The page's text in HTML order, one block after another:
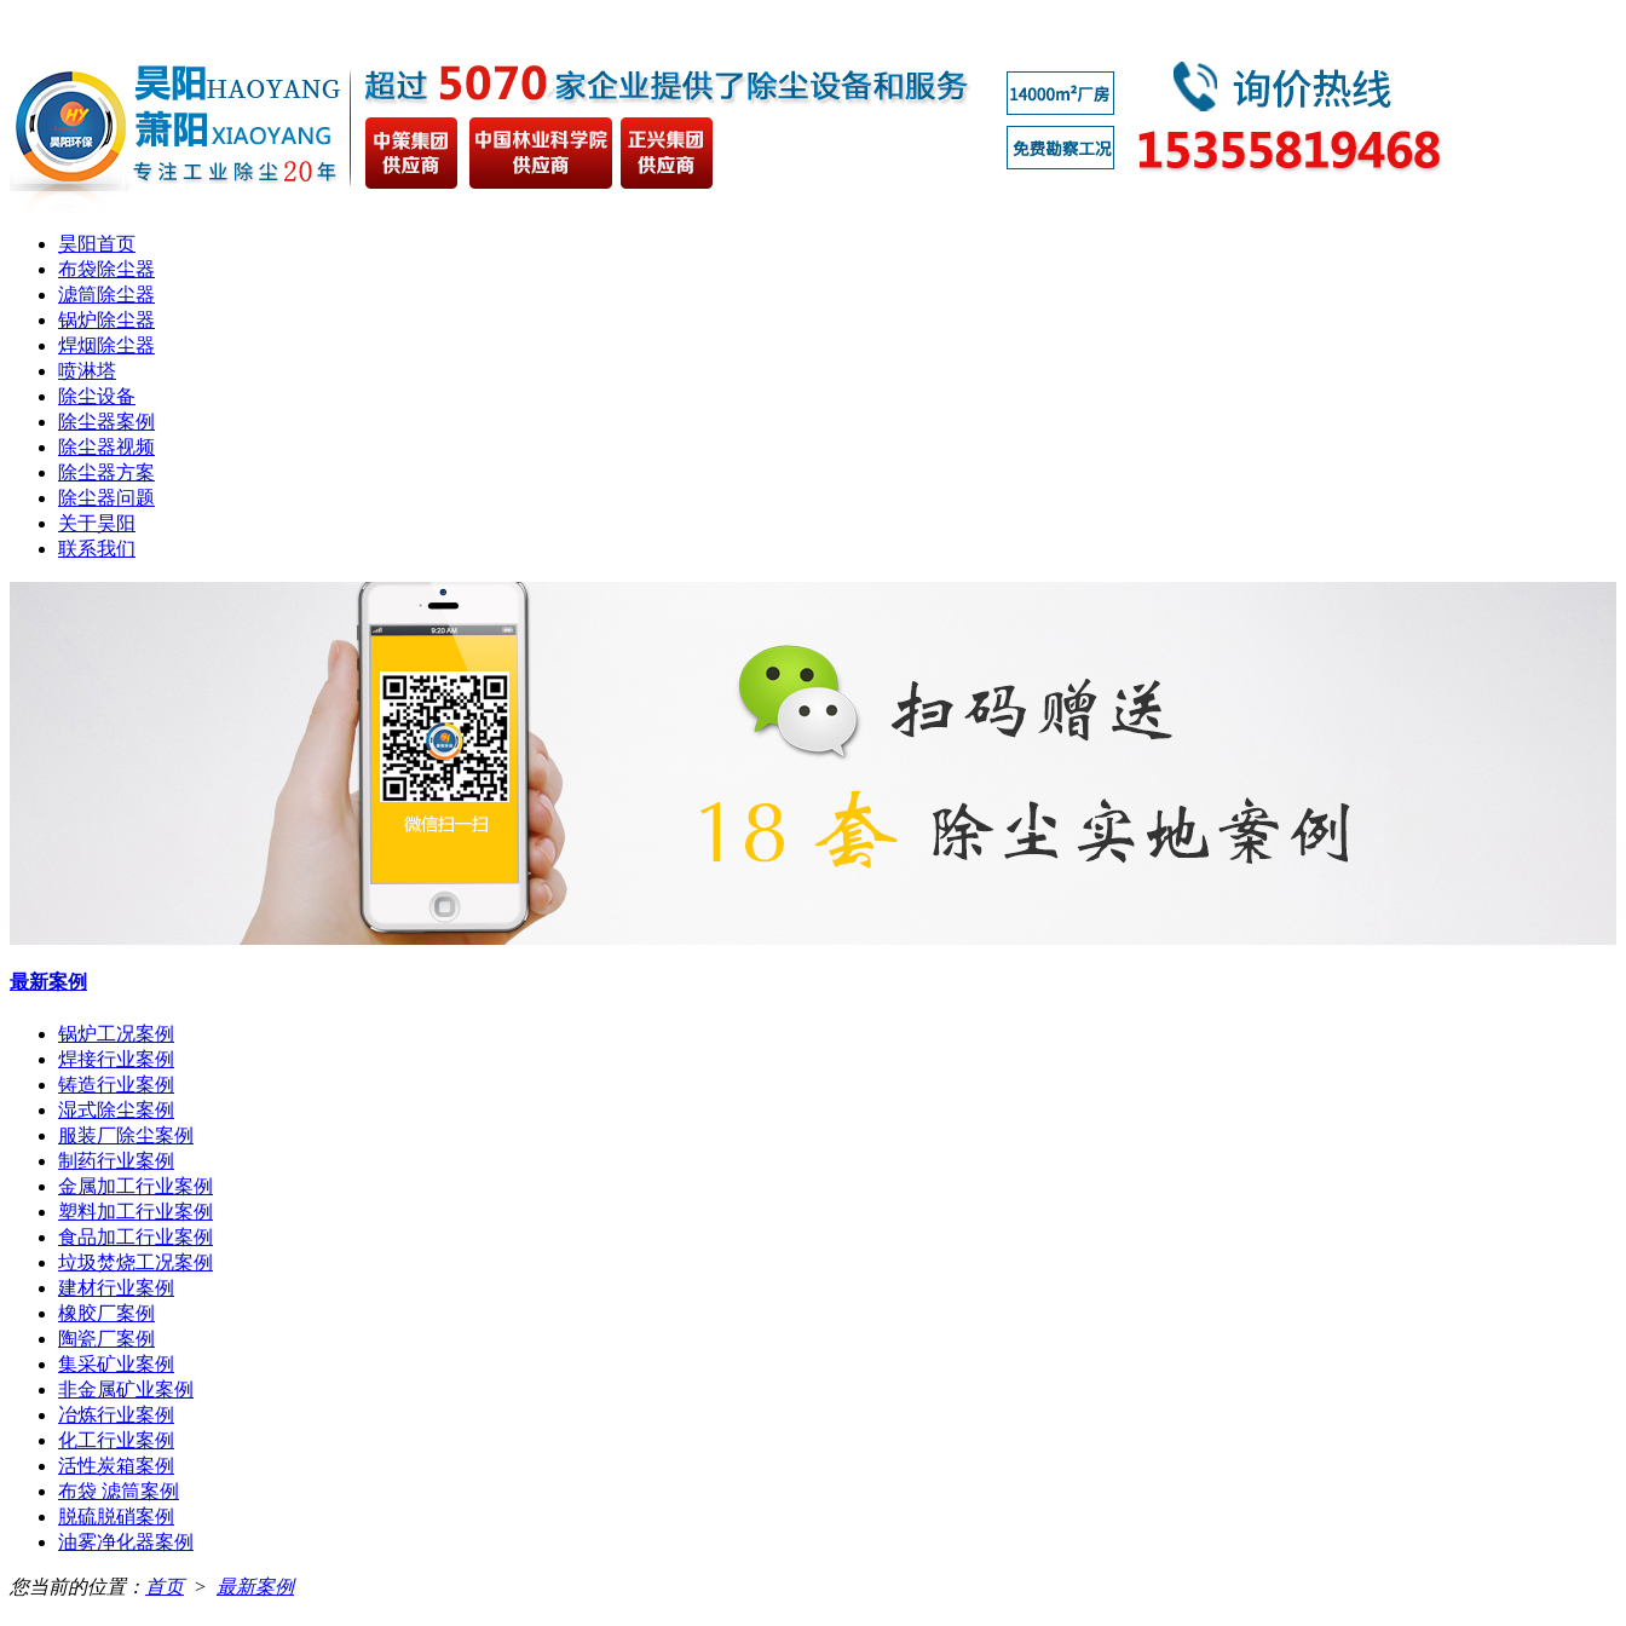
昊阳首页
布袋除尘器
滤筒除尘器
锅炉除尘器
焊烟除尘器
喷淋塔
除尘设备
除尘器案例
除尘器视频
除尘器方案
除尘器问题
关于昊阳
联系我们
最新案例
锅炉工况案例
焊接行业案例
铸造行业案例
湿式除尘案例
服装厂除尘案例
制药行业案例
金属加工行业案例
塑料加工行业案例
食品加工行业案例
垃圾焚烧工况案例
建材行业案例
橡胶厂案例
陶瓷厂案例
集采矿业案例
非金属矿业案例
冶炼行业案例
化工行业案例
活性炭箱案例
布袋 滤筒案例
脱硫脱硝案例
油雾净化器案例
您当前的位置： 首页> 最新案例